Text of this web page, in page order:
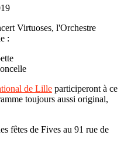
Virtuoses, l'Orchestre
:
de Lille participeront à ce
toujours aussi original,
fêtes de Fives au 91 rue de